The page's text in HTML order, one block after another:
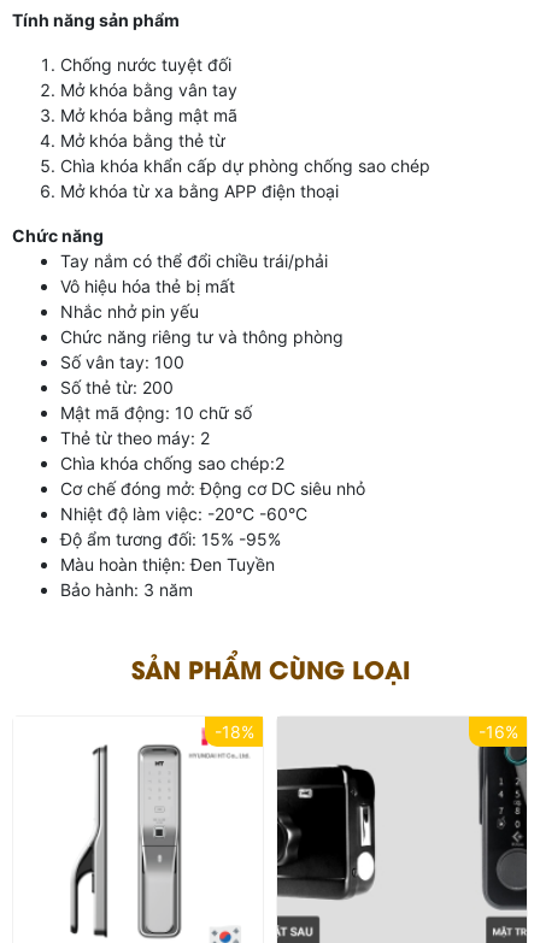
Tính năng sản phẩm
Chống nước tuyệt đối
Mở khóa bằng vân tay
Mở khóa bằng mật mã
Mở khóa bằng thẻ từ
Chìa khóa khẩn cấp dự phòng chống sao chép
Mở khóa từ xa bằng APP điện thoại
Chức năng
Tay nắm có thể đổi chiều trái/phải
Vô hiệu hóa thẻ bị mất
Nhắc nhở pin yếu
Chức năng riêng tư và thông phòng
Số vân tay: 100
Số thẻ từ: 200
Mật mã động: 10 chữ số
Thẻ từ theo máy: 2
Chìa khóa chống sao chép:2
Cơ chế đóng mở: Động cơ DC siêu nhỏ
Nhiệt độ làm việc: -20°C -60°C
Độ ẩm tương đối: 15% -95%
Màu hoàn thiện: Đen Tuyền
Bảo hành: 3 năm
SẢN PHẨM CÙNG LOẠI
-18% -16%